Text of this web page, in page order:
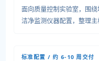
面向质量控制实验室，围
洁净监测仪器配置，整理
标准配置 / 约 6-10 周交付